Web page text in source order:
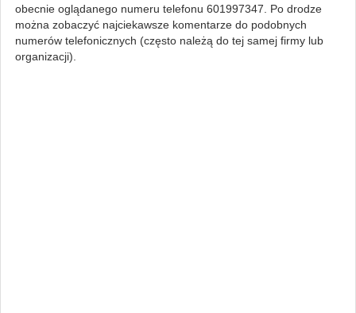
obecnie oglądanego numeru telefonu 601997347. Po drodze
można zobaczyć najciekawsze komentarze do podobnych
numerów telefonicznych (często należą do tej samej firmy lub
organizacji).